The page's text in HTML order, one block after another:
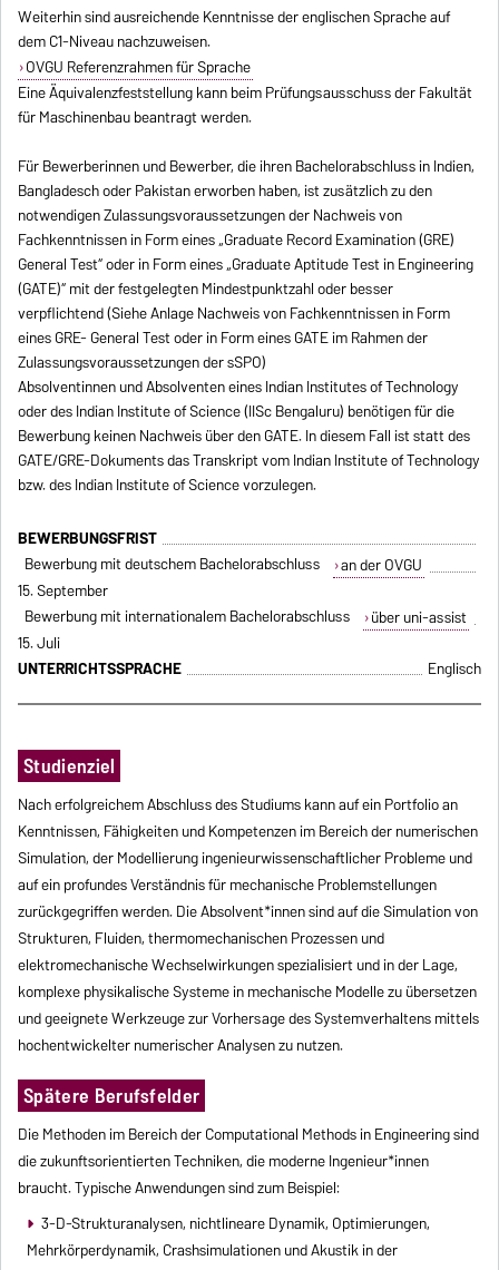
Weiterhin sind ausreichende Kenntnisse der englischen Sprache auf
dem C1-Niveau nachzuweisen.
OVGU Referenzrahmen für Sprache
Eine Äquivalenzfeststellung kann beim Prüfungsausschuss der Fakultät
für Maschinenbau beantragt werden.
Für Bewerberinnen und Bewerber, die ihren Bachelorabschluss in Indien,
Bangladesch oder Pakistan erworben haben, ist zusätzlich zu den
notwendigen Zulassungsvoraussetzungen der Nachweis von
Fachkenntnissen in Form eines „Graduate Record Examination (GRE)
General Test“ oder in Form eines „Graduate Aptitude Test in Engineering
(GATE)“ mit der festgelegten Mindestpunktzahl oder besser
verpflichtend (Siehe Anlage Nachweis von Fachkenntnissen in Form
eines GRE- General Test oder in Form eines GATE im Rahmen der
Zulassungsvoraussetzungen der sSPO)
Absolventinnen und Absolventen eines Indian Institutes of Technology
oder des Indian Institute of Science (IISc Bengaluru) benötigen für die
Bewerbung keinen Nachweis über den GATE. In diesem Fall ist statt des
GATE/GRE-Dokuments das Transkript vom Indian Institute of Technology
bzw. des Indian Institute of Science vorzulegen.
BEWERBUNGSFRIST
Bewerbung mit deutschem Bachelorabschluss
an der OVGU
15. September
Bewerbung mit internationalem Bachelorabschluss
über uni-assist
15. Juli
UNTERRICHTSSPRACHE
Englisch
Studienziel
Nach erfolgreichem Abschluss des Studiums kann auf ein Portfolio an
Kenntnissen, Fähigkeiten und Kompetenzen im Bereich der numerischen
Simulation, der Modellierung ingenieurwissenschaftlicher Probleme und
auf ein profundes Verständnis für mechanische Problemstellungen
zurückgegriffen werden. Die Absolvent*innen sind auf die Simulation von
Strukturen, Fluiden, thermomechanischen Prozessen und
elektromechanische Wechselwirkungen spezialisiert und in der Lage,
komplexe physikalische Systeme in mechanische Modelle zu übersetzen
und geeignete Werkzeuge zur Vorhersage des Systemverhaltens mittels
hochentwickelter numerischer Analysen zu nutzen.
Spätere Berufsfelder
Die Methoden im Bereich der Computational Methods in Engineering sind
die zukunftsorientierten Techniken, die moderne Ingenieur*innen
braucht. Typische Anwendungen sind zum Beispiel:
3-D-Strukturanalysen, nichtlineare Dynamik, Optimierungen,
Mehrkörperdynamik, Crashsimulationen und Akustik in der